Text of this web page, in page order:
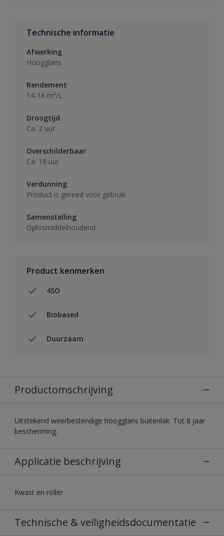
Technische informatie
Afwerking
Hoogglans
Rendement
14-16 m²/L
Droogtijd
Ca. 2 uur
Overschilderbaar
Ca. 18 uur
Verdunning
Product is gereed voor gebruik
Samenstelling
Oplosmiddelhoudend
Product kenmerken
4SO
Biobased
Duurzaam
Productomschrijving
Uitstekend weerbestendige hoogglans buitenlak. Tot 8 jaar
bescherming.
Applicatie beschrijving
Kwast en roller
Technische & veiligheidsdocumentatie